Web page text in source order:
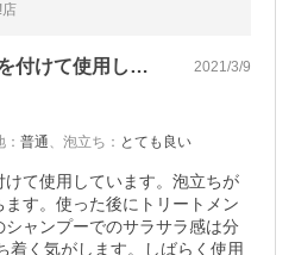
念のためビニール手袋を付けて使用してい… 2021/3/9
： 普通、 泡立ち ： とても良い
て使用しています。泡立ちが
す。使った後にトリートメン
シャンプーでのサラサラ感は分
着く気がします。しばらく使用